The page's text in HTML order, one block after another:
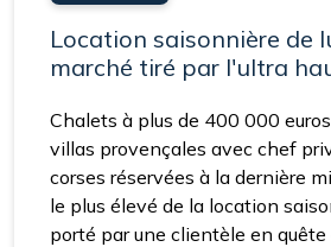
Location saisonnière de
marché tiré par l'ultra
Chalets à plus de 400 000
villas provençales avec chef
corses réservées à la dernière
le plus élevé de la location
porté par une clientèle en